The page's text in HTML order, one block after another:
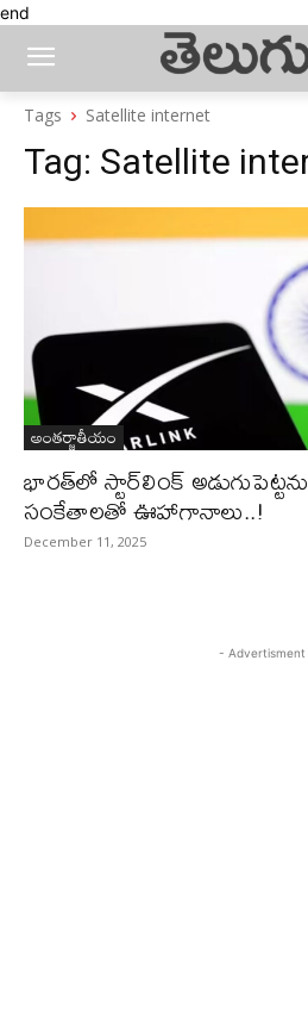
end
Tags Satellite internet
Tag: Satellite
అంతర్జాతీయం
భారత్‌లో స్టార్‌లింక్
సంకేతాలతో ఊహాగానాలు..!
December 11, 2025
- Advertisment